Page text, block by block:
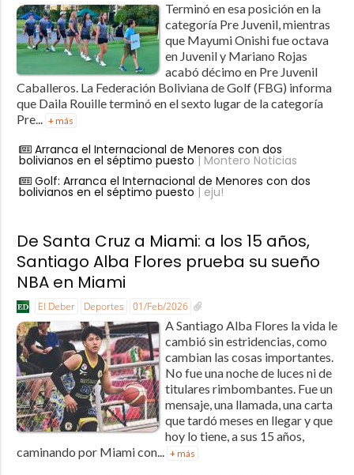
Terminó en esa posición en la
categoría Pre Juvenil, mientras
que Mayumi Onishi fue octava
en Juvenil y Mariano Rojas
acabó décimo en Pre Juvenil
Caballeros. La Federación Boliviana de Golf (FBG) informa
que Daila Rouille terminó en el sexto lugar de la categoría
Pre... + más
Arranca el Internacional de Menores con dos
bolivianos en el séptimo puesto | Montero Noticias
Golf: Arranca el Internacional de Menores con dos
bolivianos en el séptimo puesto | eju!
De Santa Cruz a Miami: a los 15 años,
Santiago Alba Flores prueba su sueño
NBA en Miami
El Deber Deportes 01/Feb/2026
A Santiago Alba Flores la vida le
cambió sin estridencias, como
cambian las cosas importantes.
No fue una noche de luces ni de
titulares rimbombantes. Fue un
mensaje, una llamada, una carta
que tardó meses en llegar y que
hoy lo tiene, a sus 15 años,
caminando por Miami con... + más